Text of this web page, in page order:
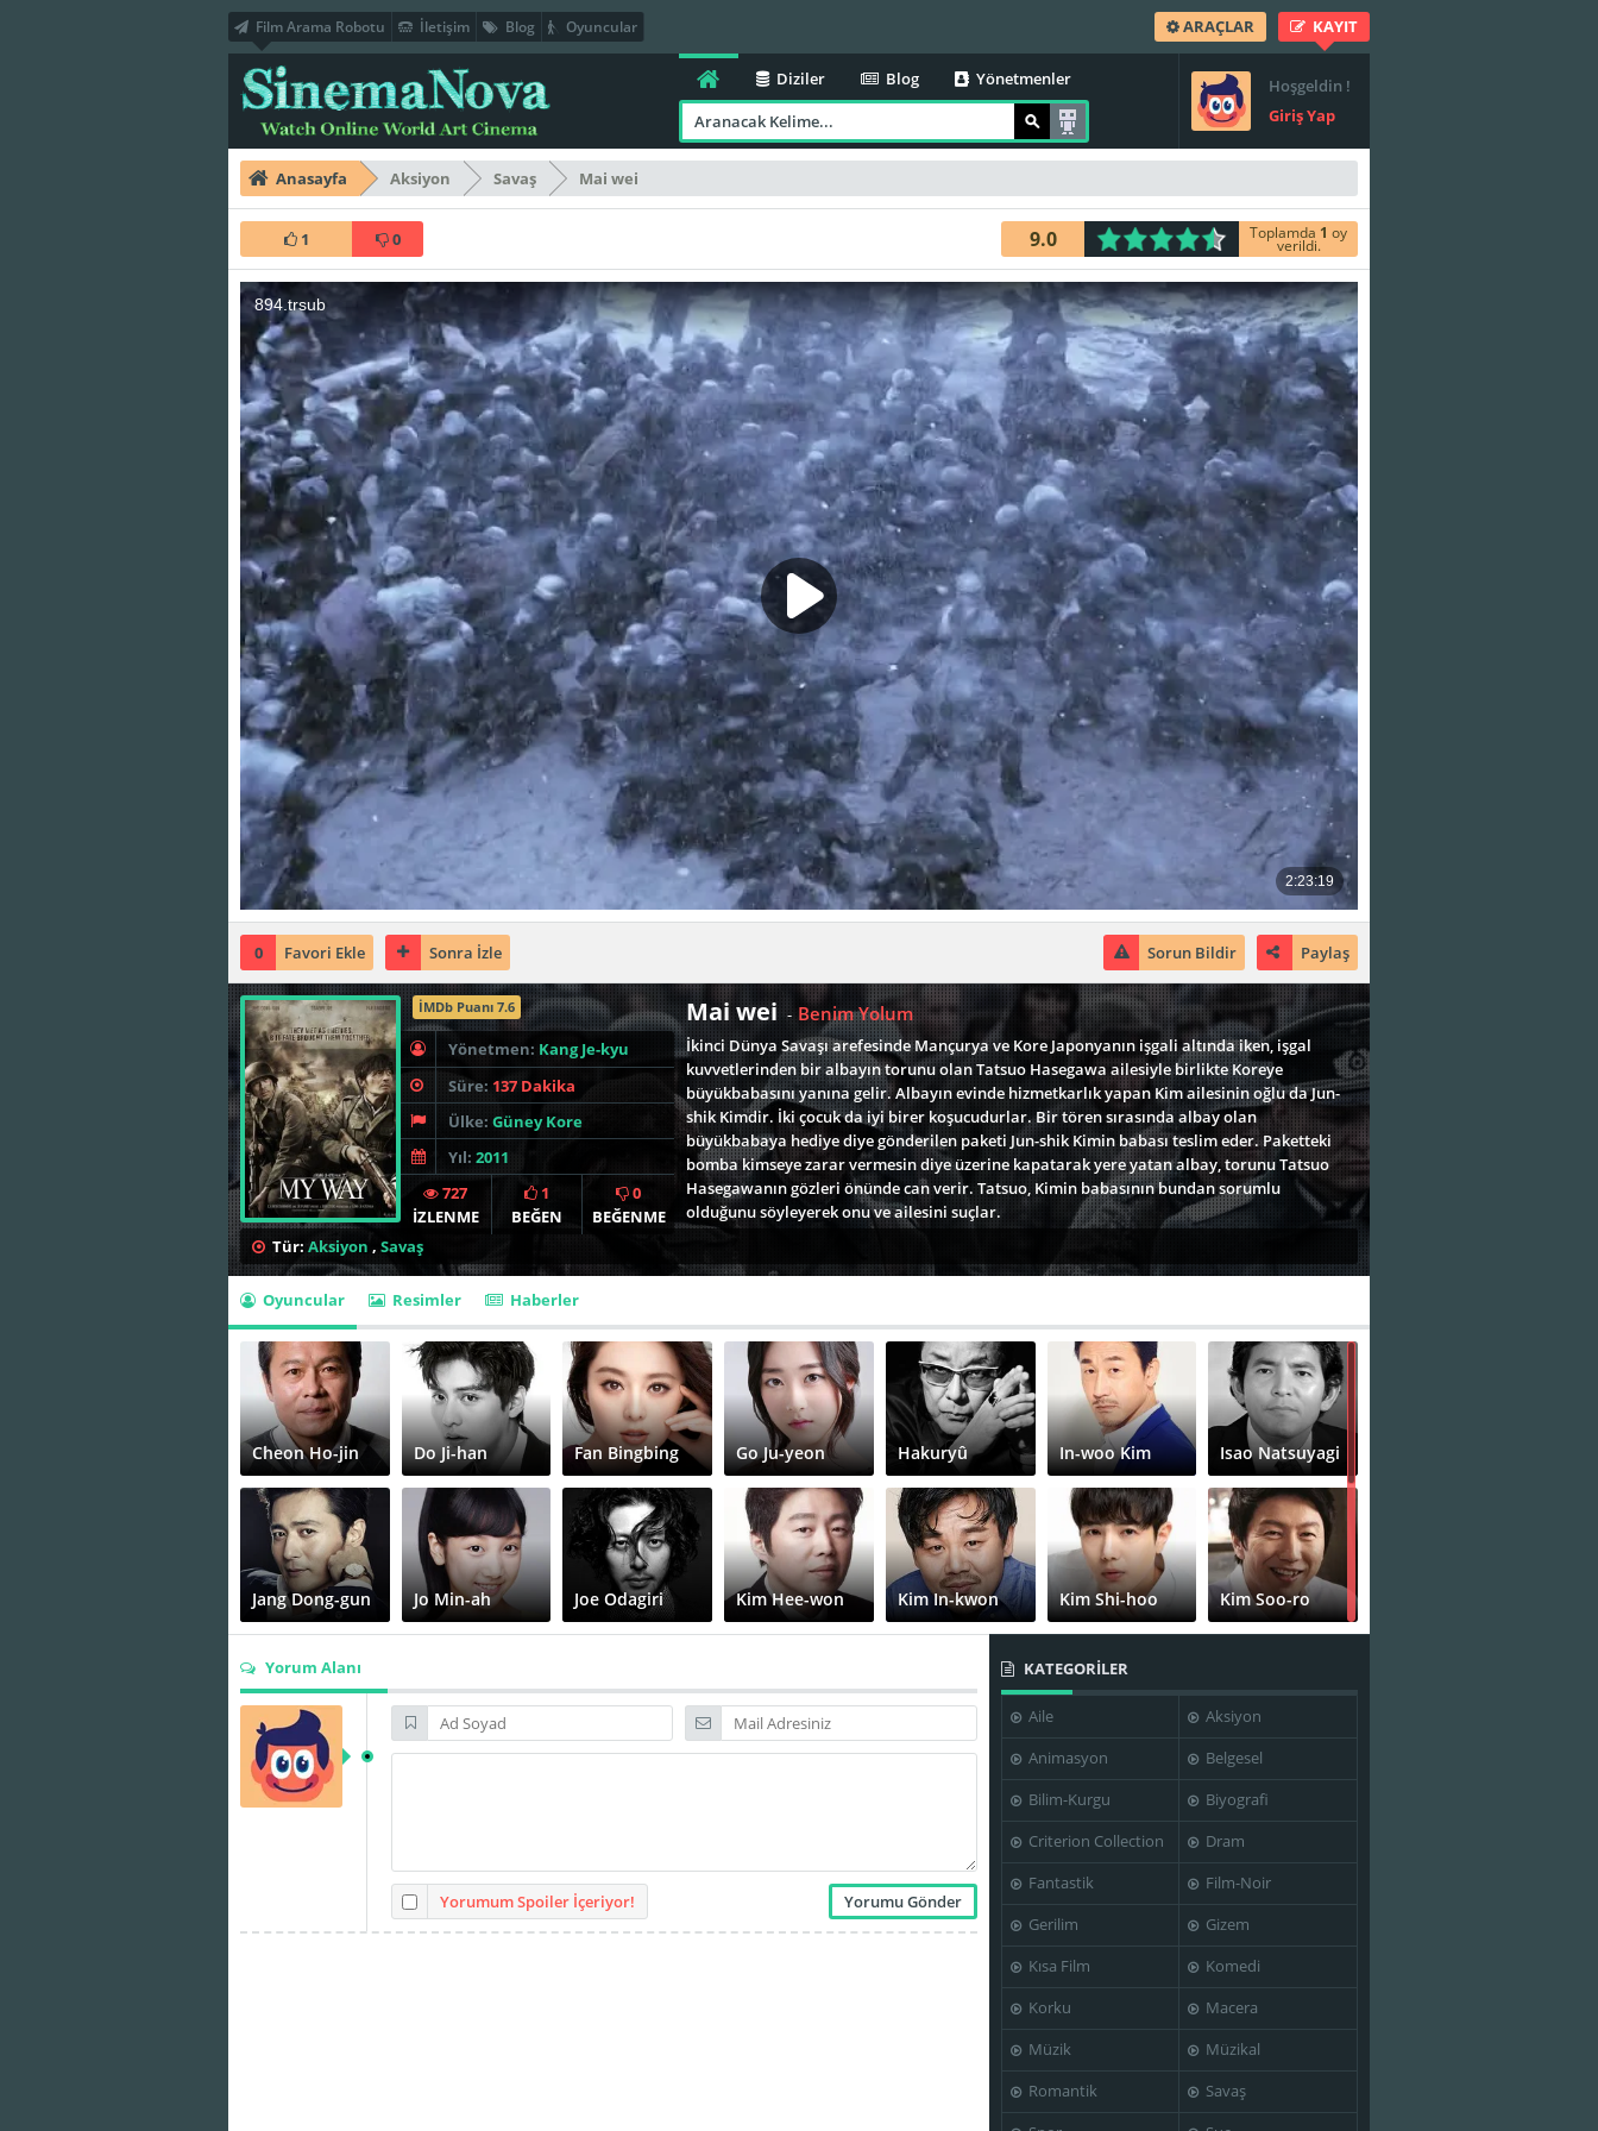
Film Arama Robotu İletişim Blog Oyuncular ARAÇLAR KAYIT
Hoşgeldin !
Giriş Yap
Diziler Blog Yönetmenler
Anasayfa Aksiyon Savaş Mai wei
1 0 9.0 Toplamda 1 oy
verildi.
0 Favori Ekle Sonra İzle Paylaş
Sorun Bildir
İMDb Puanı 7.6
Yönetmen: Kang Je-kyu
Süre: 137 Dakika
Ülke: Güney Kore
Yıl: 2011
727
İZLENME
1
BEĞEN
0
BEĞENME
Mai wei - Benim Yolum
İkinci Dünya Savaşı arefesinde Mançurya ve Kore Japonyanın işgali altında iken, işgal
kuvvetlerinden bir albayın torunu olan Tatsuo Hasegawa ailesiyle birlikte Koreye
büyükbabasını yanına gelir. Albayın evinde hizmetkarlık yapan Kim ailesinin oğlu da Jun-
shik Kimdir. İki çocuk da iyi birer koşucudurlar. Bir tören sırasında albay olan
büyükbabaya hediye diye gönderilen paketi Jun-shik Kimin babası teslim eder. Paketteki
bomba kimseye zarar vermesin diye üzerine kapatarak yere yatan albay, torunu Tatsuo
Hasegawanın gözleri önünde can verir. Tatsuo, Kimin babasının bundan sorumlu
olduğunu söyleyerek onu ve ailesini suçlar.
Tür: Aksiyon , Savaş
Oyuncular Resimler Haberler
Cheon Ho-jin Do Ji-han Fan Bingbing Go Ju-yeon Hakuryû In-woo Kim Isao Natsuyagi
Jang Dong-gun Jo Min-ah Joe Odagiri Kim Hee-won Kim In-kwon Kim Shi-hoo Kim Soo-ro
Kumi
Nakamura
Kwak Jung-
wook
Lee Yeon-hee
Manabu
Hamada
Nicole Jung
Shingo
Taro
Yamamoto
Yūkichi
Kobayashi
Kang Je-kyu
Yorum Alanı
Yorumum Spoiler İçeriyor!
KATEGORİLER
Aile
Aksiyon
Animasyon
Belgesel
Bilim-Kurgu
Biyografi
Criterion Collection
Dram
Fantastik
Film-Noir
Gerilim
Gizem
Kısa Film
Komedi
Korku
Macera
Müzik
Müzikal
Romantik
Savaş